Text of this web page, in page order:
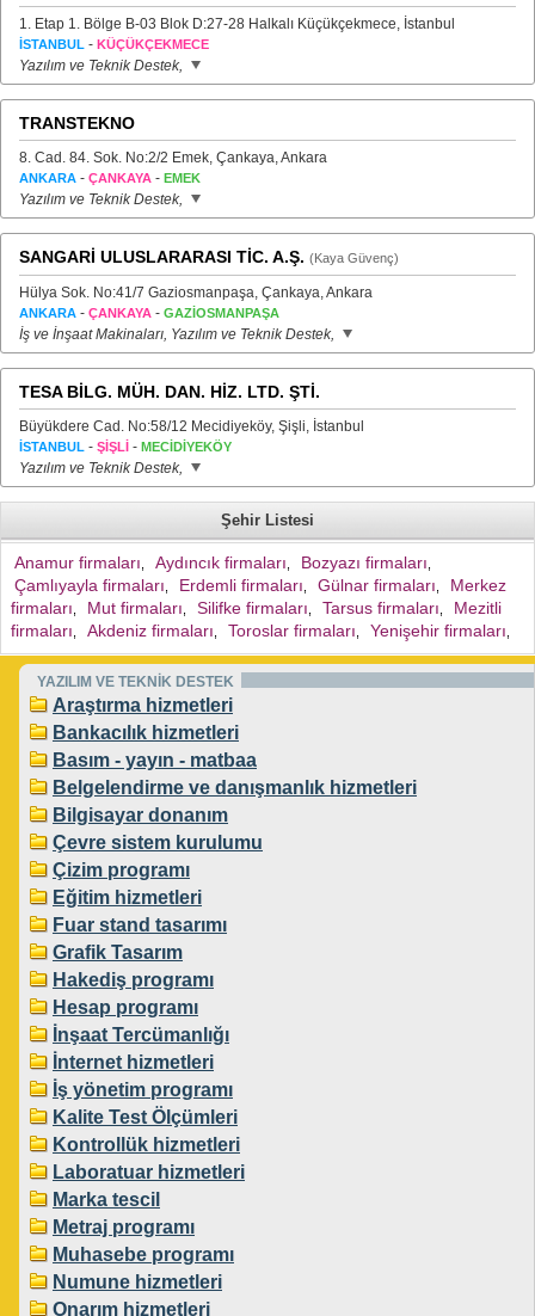
1. Etap 1. Bölge B-03 Blok D:27-28 Halkalı Küçükçekmece, İstanbul
İSTANBUL - KÜÇÜKÇEKMECE
Yazılım ve Teknik Destek,
TRANSTEKNO
8. Cad. 84. Sok. No:2/2 Emek, Çankaya, Ankara
ANKARA - ÇANKAYA - EMEK
Yazılım ve Teknik Destek,
SANGARİ ULUSLARARASI TİC. A.Ş. (Kaya Güvenç)
Hülya Sok. No:41/7 Gaziosmanpaşa, Çankaya, Ankara
ANKARA - ÇANKAYA - GAZİOSMANPAŞA
İş ve İnşaat Makinaları, Yazılım ve Teknik Destek,
TESA BİLG. MÜH. DAN. HİZ. LTD. ŞTİ.
Büyükdere Cad. No:58/12 Mecidiyeköy, Şişli, İstanbul
İSTANBUL - ŞİŞLİ - MECİDİYEKÖY
Yazılım ve Teknik Destek,
Şehir Listesi
Anamur firmaları Aydıncık firmaları Bozyazı firmaları
Çamlıyayla firmaları Erdemli firmaları Gülnar firmaları
Merkez
firmaları
Mut firmaları Silifke firmaları Tarsus firmaları
Mezitli
firmaları
Akdeniz firmaları Toroslar firmaları Yenişehir firmaları
YAZILIM VE TEKNİK DESTEK
Araştırma hizmetleri
Bankacılık hizmetleri
Basım - yayın - matbaa
Belgelendirme ve danışmanlık hizmetleri
Bilgisayar donanım
Çevre sistem kurulumu
Çizim programı
Eğitim hizmetleri
Fuar stand tasarımı
Grafik Tasarım
Hakediş programı
Hesap programı
İnşaat Tercümanlığı
İnternet hizmetleri
İş yönetim programı
Kalite Test Ölçümleri
Kontrollük hizmetleri
Laboratuar hizmetleri
Marka tescil
Metraj programı
Muhasebe programı
Numune hizmetleri
Onarım hizmetleri